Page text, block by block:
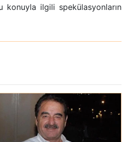
konuyla ilgili spekülasyonların